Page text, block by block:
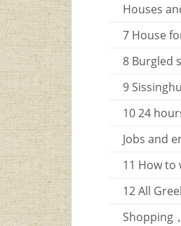
Houses
7 House
8 Burgled
9
10 24
Jobs and
11 How to
12 All
Shopping